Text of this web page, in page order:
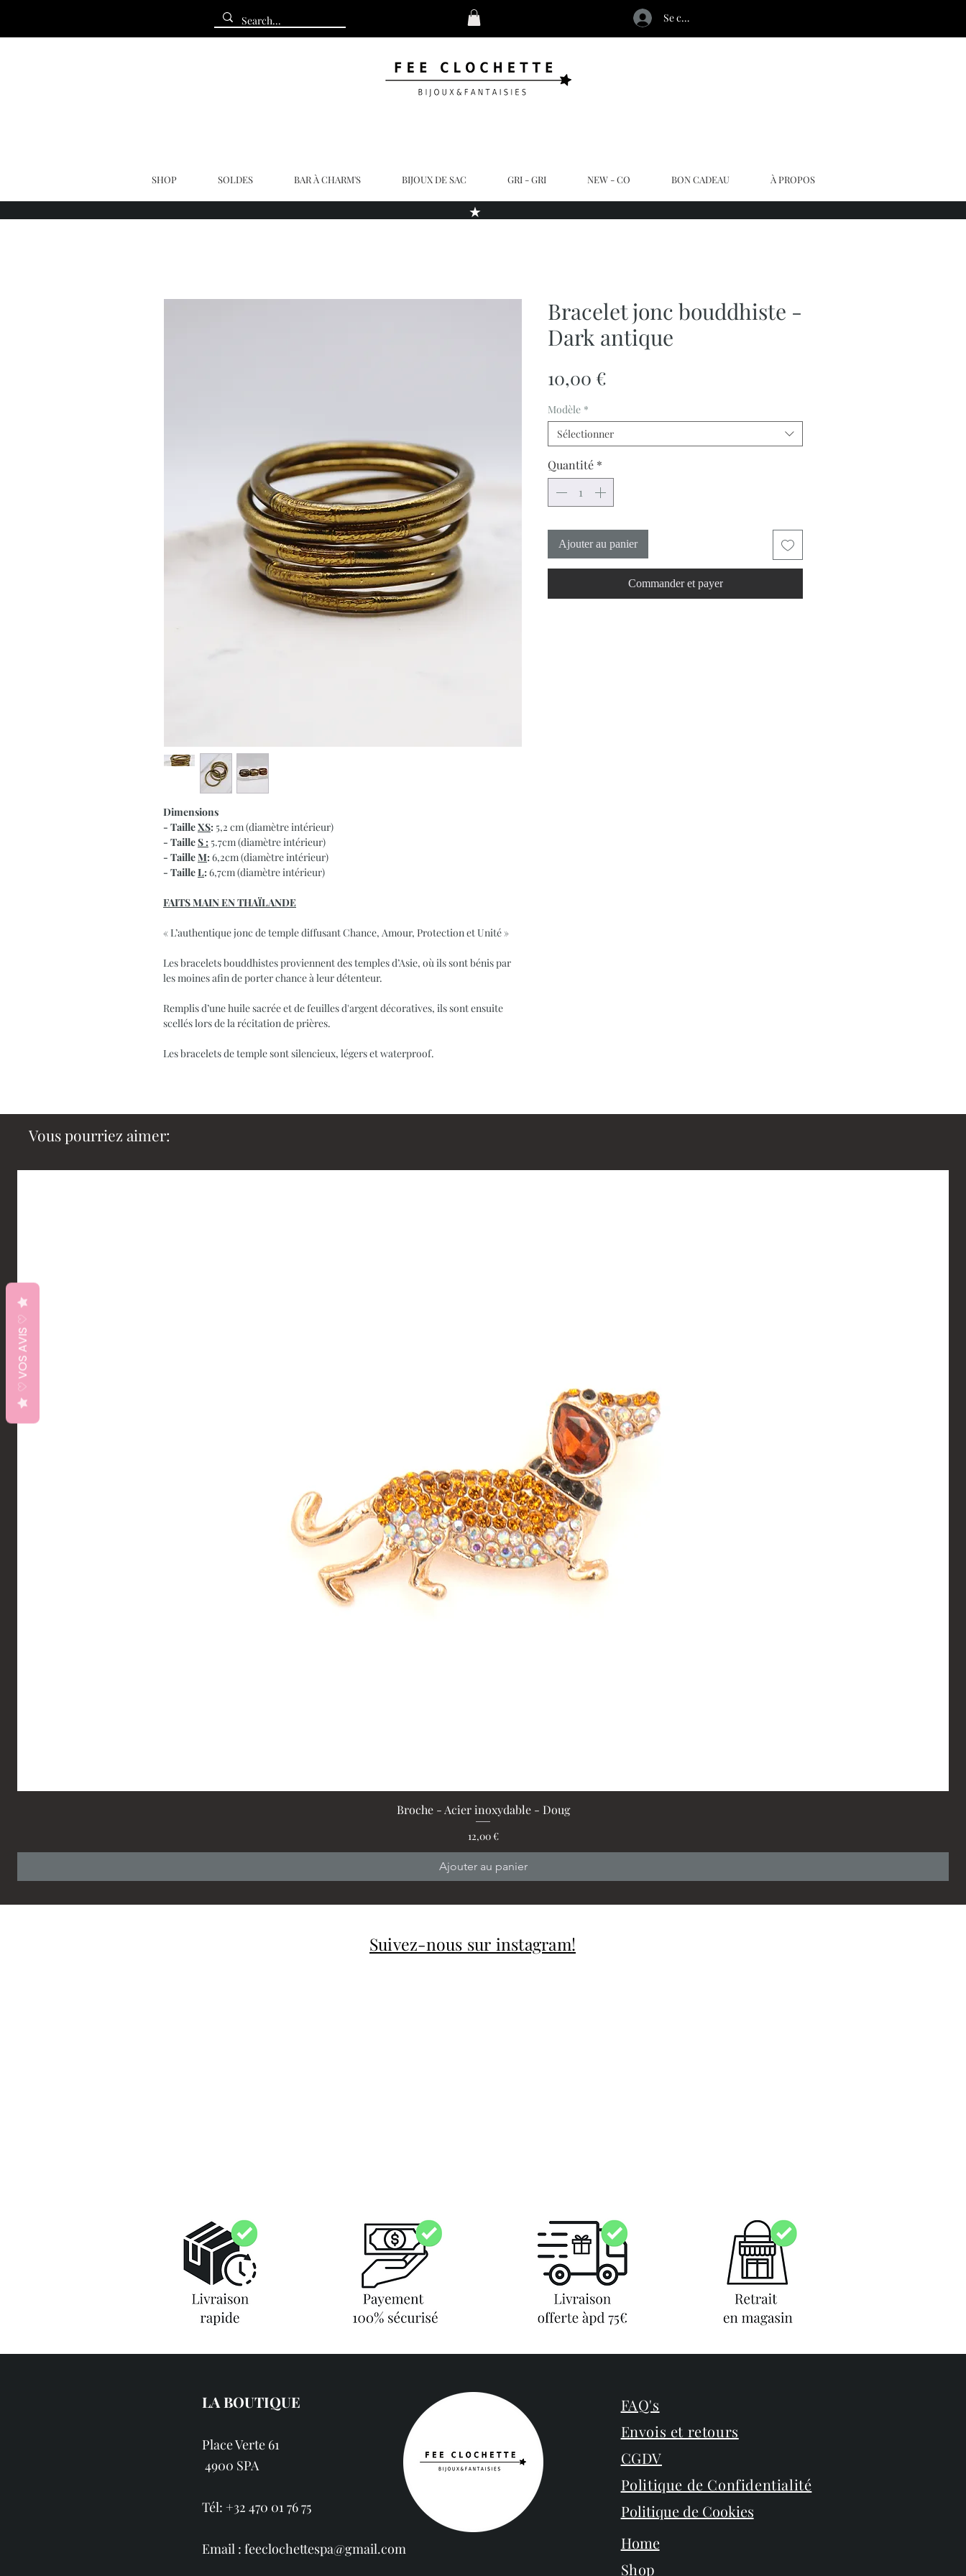
Se connecter
SHOP SOLDES BAR À CHARM'S BIJOUX DE SAC GRI - GRI NEW - CO BON CADEAU À PROPOS
Dimensions
- TailleXS: 5,2 cm (diamètre intérieur)
- TailleS : 5.7cm (diamètre intérieur)
- TailleM:6,2cm (diamètre intérieur)
- TailleL:6,7cm (diamètre intérieur)
FAITS MAIN EN THAÏLANDE
« L’authentique jonc de temple diffusant Chance, Amour, Protection et Unité »
Les bracelets bouddhistes proviennent des temples d’Asie, où ils sont bénis par
les moines afin de porter chance à leur détenteur.
Remplis d’une huile sacrée et de feuilles d'argent décoratives, ils sont ensuite
scellés lors de la récitation de prières.
Les bracelets de temple sont silencieux, légers et waterproof.
Bracelet jonc bouddhiste -
Dark antique
10,00 €
Modèle *
Sélectionner
Quantité *
Ajouter au panier
Commander et payer
★
Vous pourriez aimer:
Aperçu rapide
Broche - Acier inoxydable - Doug
Prix
12,00 €
Ajouter au panier
Suivez-nous sur instagram!
LA BOUTIQUE
Place Verte 61
4900 SPA
Tél: +32 470 01 76 75
Email :feeclochettespa@gmail.com
FAQ's
Envois et retours
CGDV
Politique de Confidentialité
Politique de Cookies
Home
Shop
♡ VOS AVIS ♡